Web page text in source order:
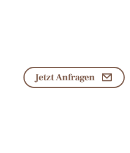
Jetzt Anfragen